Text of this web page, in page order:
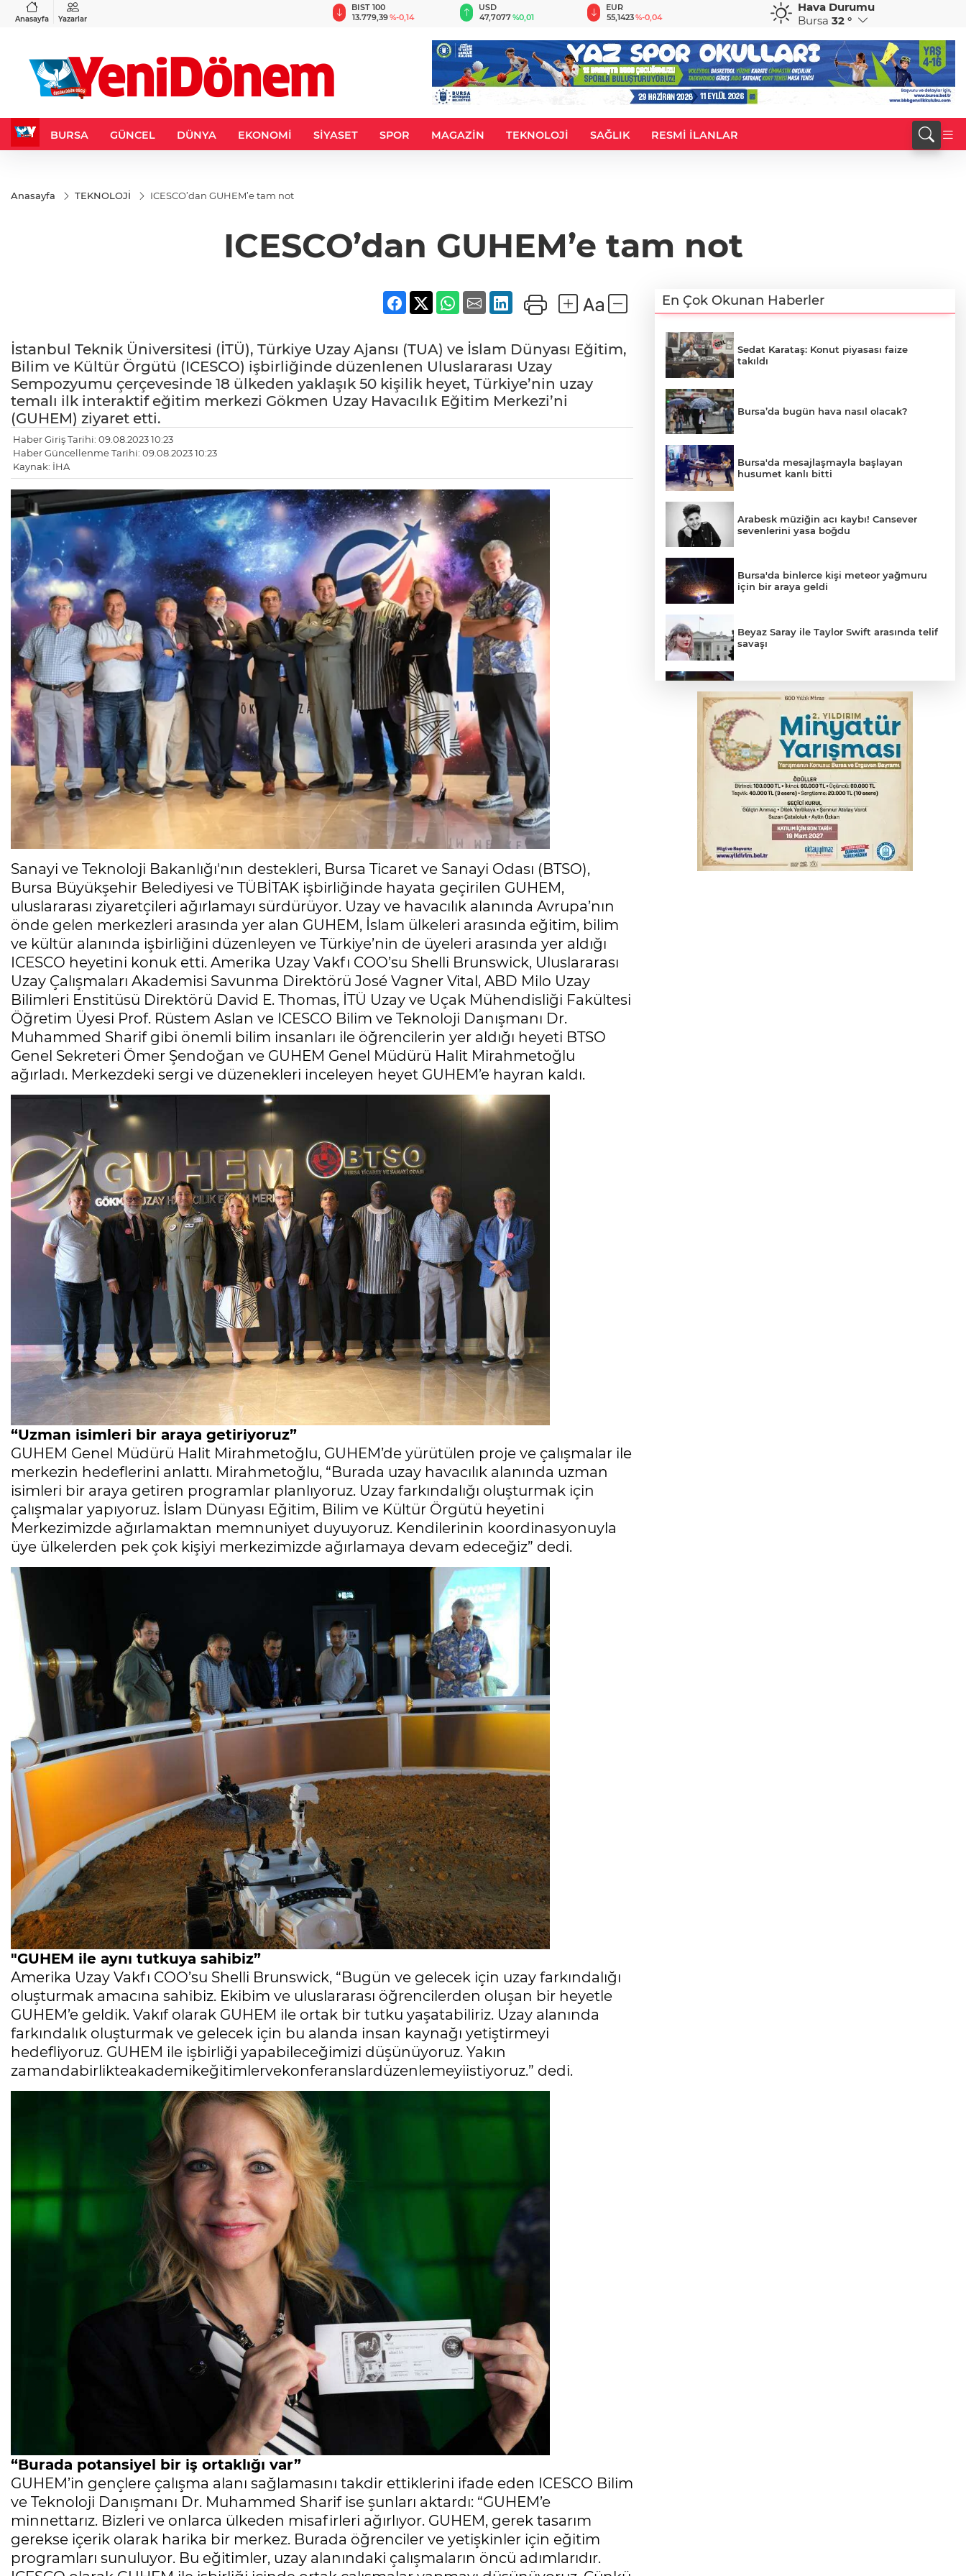
Anasayfa Yazarlar
%-0,22
BIST 100
13.779,39%-0,14
USD
47,7077%0,01
EUR
55,1423%-0,04 %0,01
CHF
58,9421
Hava Durumu
Bursa 32 °
BURSA GÜNCEL DÜNYA EKONOMİ SİYASET SPOR MAGAZİN TEKNOLOJİ SAĞLIK RESMİ İLANLAR
Anasayfa TEKNOLOJİ ICESCO’dan GUHEM’e tam not
ICESCO’dan GUHEM’e tam not
İstanbul Teknik Üniversitesi (İTÜ), Türkiye Uzay Ajansı (TUA) ve İslam Dünyası Eğitim,
Bilim ve Kültür Örgütü (ICESCO) işbirliğinde düzenlenen Uluslararası Uzay
Sempozyumu çerçevesinde 18 ülkeden yaklaşık 50 kişilik heyet, Türkiye’nin uzay
temalı ilk interaktif eğitim merkezi Gökmen Uzay Havacılık Eğitim Merkezi’ni
(GUHEM) ziyaret etti.
Haber Giriş Tarihi: 09.08.2023 10:23
Haber Güncellenme Tarihi: 09.08.2023 10:23
Kaynak: İHA
Sanayi ve Teknoloji Bakanlığı'nın destekleri, Bursa Ticaret ve Sanayi Odası (BTSO),
Bursa Büyükşehir Belediyesi ve TÜBİTAK işbirliğinde hayata geçirilen GUHEM,
uluslararası ziyaretçileri ağırlamayı sürdürüyor. Uzay ve havacılık alanında Avrupa’nın
önde gelen merkezleri arasında yer alan GUHEM, İslam ülkeleri arasında eğitim, bilim
ve kültür alanında işbirliğini düzenleyen ve Türkiye’nin de üyeleri arasında yer aldığı
ICESCO heyetini konuk etti. Amerika Uzay Vakfı COO’su Shelli Brunswick, Uluslararası
Uzay Çalışmaları Akademisi Savunma Direktörü José Vagner Vital, ABD Milo Uzay
Bilimleri Enstitüsü Direktörü David E. Thomas, İTÜ Uzay ve Uçak Mühendisliği Fakültesi
Öğretim Üyesi Prof. Rüstem Aslan ve ICESCO Bilim ve Teknoloji Danışmanı Dr.
Muhammed Sharif gibi önemli bilim insanları ile öğrencilerin yer aldığı heyeti BTSO
Genel Sekreteri Ömer Şendoğan ve GUHEM Genel Müdürü Halit Mirahmetoğlu
ağırladı. Merkezdeki sergi ve düzenekleri inceleyen heyet GUHEM’e hayran kaldı.
“Uzman isimleri bir araya getiriyoruz”
GUHEM Genel Müdürü Halit Mirahmetoğlu, GUHEM’de yürütülen proje ve çalışmalar ile
merkezin hedeflerini anlattı. Mirahmetoğlu, “Burada uzay havacılık alanında uzman
isimleri bir araya getiren programlar planlıyoruz. Uzay farkındalığı oluşturmak için
çalışmalar yapıyoruz. İslam Dünyası Eğitim, Bilim ve Kültür Örgütü heyetini
Merkezimizde ağırlamaktan memnuniyet duyuyoruz. Kendilerinin koordinasyonuyla
üye ülkelerden pek çok kişiyi merkezimizde ağırlamaya devam edeceğiz” dedi.
"GUHEM ile aynı tutkuya sahibiz”
Amerika Uzay Vakfı COO’su Shelli Brunswick, “Bugün ve gelecek için uzay farkındalığı
oluşturmak amacına sahibiz. Ekibim ve uluslararası öğrencilerden oluşan bir heyetle
GUHEM’e geldik. Vakıf olarak GUHEM ile ortak bir tutku yaşatabiliriz. Uzay alanında
farkındalık oluşturmak ve gelecek için bu alanda insan kaynağı yetiştirmeyi
hedefliyoruz. GUHEM ile işbirliği yapabileceğimizi düşünüyoruz. Yakın
zamandabirlikteakademikeğitimlervekonferanslardüzenlemeyiistiyoruz.” dedi.
“Burada potansiyel bir iş ortaklığı var”
GUHEM’in gençlere çalışma alanı sağlamasını takdir ettiklerini ifade eden ICESCO Bilim
ve Teknoloji Danışmanı Dr. Muhammed Sharif ise şunları aktardı: “GUHEM’e
minnettarız. Bizleri ve onlarca ülkeden misafirleri ağırlıyor. GUHEM, gerek tasarım
gerekse içerik olarak harika bir merkez. Burada öğrenciler ve yetişkinler için eğitim
programları sunuluyor. Bu eğitimler, uzay alanındaki çalışmaların öncü adımlarıdır.
En Çok Okunan Haberler
Sedat Karataş: Konut piyasası faize
takıldı
Bursa’da bugün hava nasıl olacak?
Bursa'da mesajlaşmayla başlayan
husumet kanlı bitti
Arabesk müziğin acı kaybı! Cansever
sevenlerini yasa boğdu
Bursa'da binlerce kişi meteor yağmuru
için bir araya geldi
Beyaz Saray ile Taylor Swift arasında telif
savaşı
Bursa’da drift atan sürücüye ceza yağdı
Bursa'da korkutan kazada 4 yaralı
Feci kaza yaşlı çifti hayattan kopardı
Yükseköğretim Kanununda değişiklik
Resmi Gazete'de